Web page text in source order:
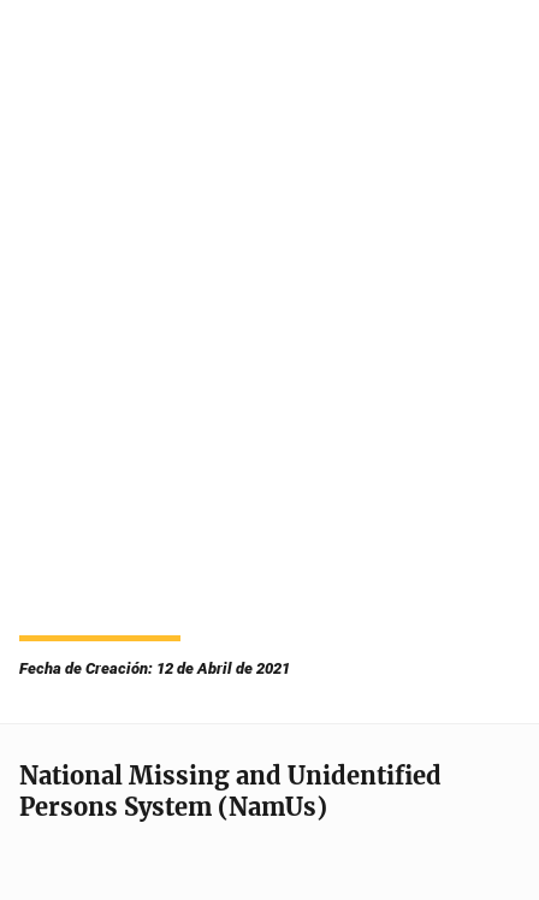
Fecha de Creación: 12 de Abril de 2021
National Missing and Unidentified
Persons System (NamUs)